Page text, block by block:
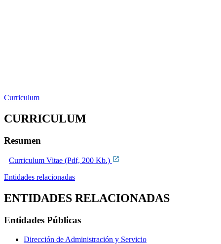
Curriculum
CURRICULUM
Resumen
Curriculum Vitae (Pdf, 200 Kb.)
Entidades relacionadas
ENTIDADES RELACIONADAS
Entidades Públicas
Dirección de Administración y Servicio